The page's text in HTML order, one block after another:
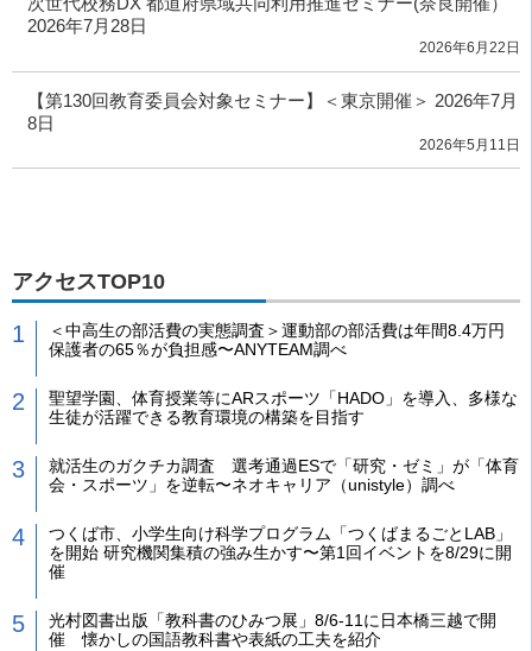
2026年7月28日
2026年6月22日
【第130回教育委員会対象セミナー】＜東京開催＞ 2026年7月
8日
2026年5月11日
アクセスTOP10
＜中高生の部活費の実態調査＞運動部の部活費は年間8.4万円
保護者の65％が負担感〜ANYTEAM調べ
聖望学園、体育授業等にARスポーツ「HADO」を導入、多様な
生徒が活躍できる教育環境の構築を目指す
就活生のガクチカ調査 選考通過ESで「研究・ゼミ」が「体育
会・スポーツ」を逆転〜ネオキャリア（unistyle）調べ
つくば市、小学生向け科学プログラム「つくばまるごとLAB」
を開始 研究機関集積の強み生かす〜第1回イベントを8/29に開
催
光村図書出版「教科書のひみつ展」8/6-11に日本橋三越で開
催 懐かしの国語教科書や表紙の工夫を紹介